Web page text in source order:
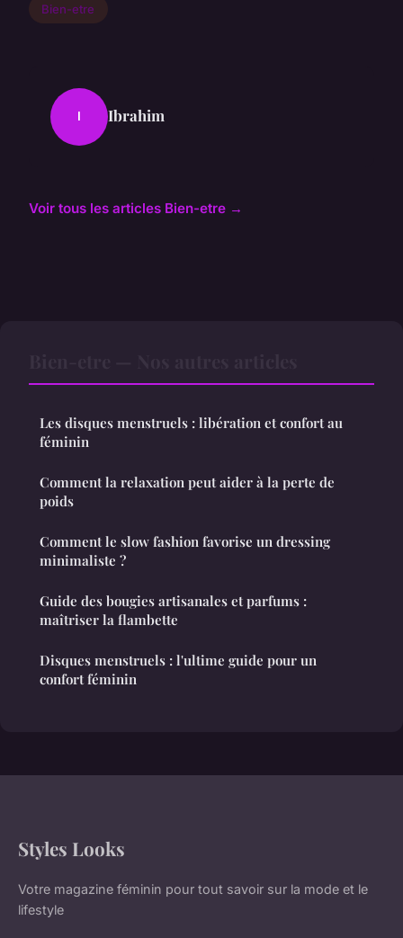
Bien-etre
I Ibrahim
Voir tous les articles Bien-etre →
Les disques menstruels : libération et confort au
féminin
Comment la relaxation peut aider à la perte de
poids
Comment le slow fashion favorise un dressing
minimaliste ?
Guide des bougies artisanales et parfums :
maîtriser la flambette
Disques menstruels : l'ultime guide pour un
confort féminin
Styles Looks
Votre magazine féminin pour tout savoir sur la mode et le
lifestyle